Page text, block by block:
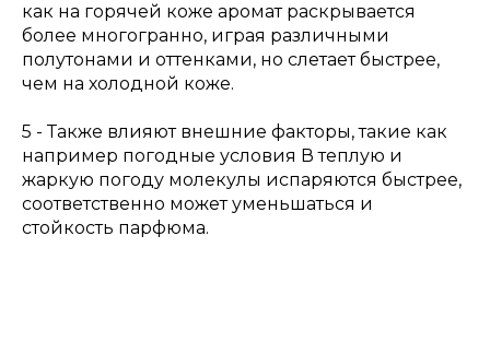
как на горячей коже аромат раскрывается
более многогранно, играя различными
полутонами и оттенками, но слетает быстрее,
чем на холодной коже.
5 - Также влияют внешние факторы, такие как
например погодные условия В теплую и
жаркую погоду молекулы испаряются быстрее,
соответственно может уменьшаться и
стойкость парфюма.